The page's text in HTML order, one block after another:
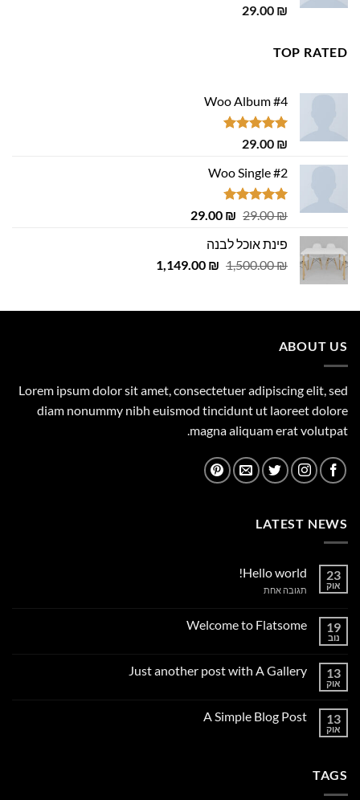
דורג5.00
29.00 ₪
TOP RATED
Woo Album #4
דורג5.00
29.00 ₪
Woo Single #2
דורג4.75
29.00₪
המחיר
היה:
29.00 ₪.
29.00 ₪
המחיר
29.00 ₪.
פינת אוכל לבנה
1,500.00₪
המחיר
1,500.00 ₪.
1,149.00 ₪
המחיר
1,149.00 ₪.
ABOUT US
Lorem ipsum dolor sit amet, consectetuer adipiscing elit, sed
diam nonummy nibh euismod tincidunt ut laoreet dolore
magna aliquam erat volutpat.
LATEST NEWS
23
אוק
Hello world!
תגובה אחתעל
19
נוב
Welcome to Flatsome
Welcome
13
אוק
Just another post with A Gallery
Just
13
אוק
A Simple Blog Post
TAGS